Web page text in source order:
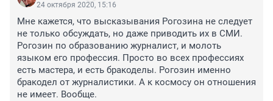
24 октября 2020, 15:16
Мне кажется, что высказывания Рогозина не следует
не только обсуждать, но даже приводить их в СМИ.
Рогозин по образованию журналист, и молоть
языком его профессия. Просто во всех профессиях
есть мастера, и есть бракоделы. Рогозин именно
бракодел от журналистики. А к космосу он отношения
не имеет. Вообще.